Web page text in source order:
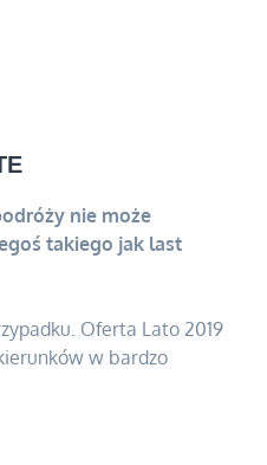
na
lata
nie może
takiego jak last
Oferta Lato 2019
w bardzo